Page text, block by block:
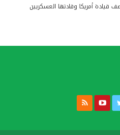
قيادة أمريكا وقادتها العسكريين